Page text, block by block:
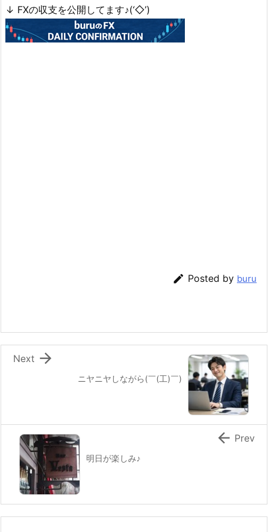
↓ FXの収支を公開してます♪(‘◇’)ゞ
 Posted by buru
ニヤニヤしながら(￣(工)￣)

Next
明日が楽しみ♪
 Prev